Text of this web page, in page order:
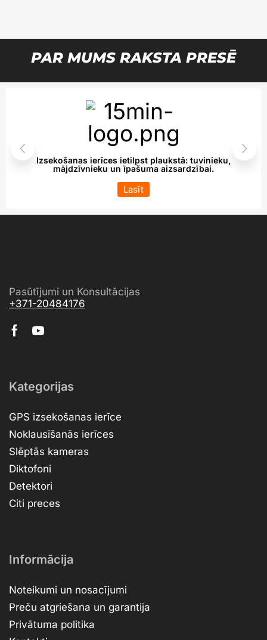
PAR MUMS RAKSTA PRESĒ
Izsekošanas ierīces ietilpst plaukstā: tuvinieku,
mājdzīvnieku un īpašuma aizsardzībai.
Lasīt
Pasūtījumi un Konsultācijas
+371-20484176
Kategorijas
GPS izsekošanas ierīce
Noklausīšanās ierīces
Slēptās kameras
Diktofoni
Detektori
Citi preces
Informācija
Noteikumi un nosacījumi
Preču atgriešana un garantija
Privātuma politika